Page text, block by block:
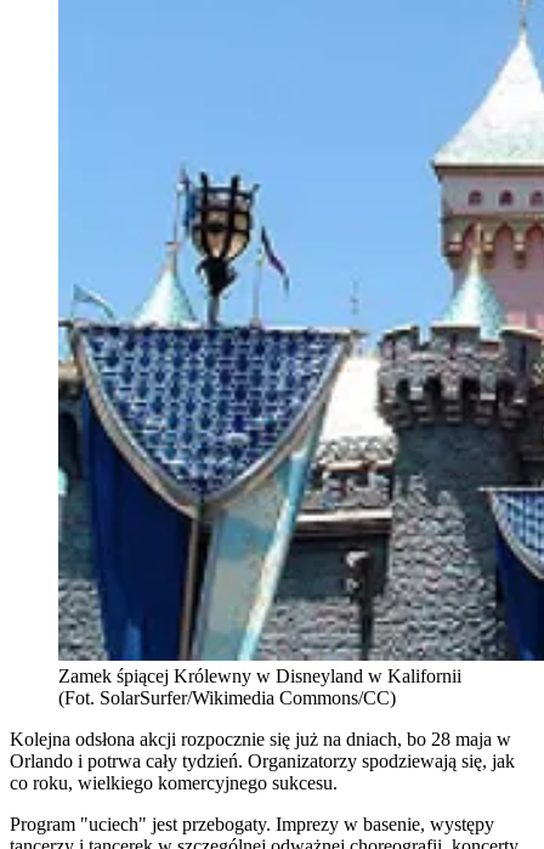
Zamek śpiącej Królewny w Disneyland w Kalifornii
(Fot. SolarSurfer/Wikimedia Commons/CC)
Kolejna odsłona akcji rozpocznie się już na dniach, bo 28 maja w
Orlando i potrwa cały tydzień. Organizatorzy spodziewają się, jak
co roku, wielkiego komercyjnego sukcesu.
Program "uciech" jest przebogaty. Imprezy w basenie, występy